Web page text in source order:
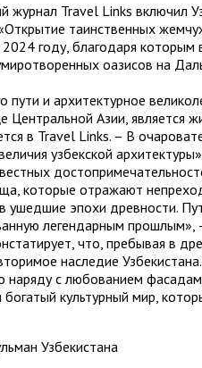
журнал Travel Links включил
таинственных
году, благодаря
оазисов на
пути и архитектурное
Азии, является
в Travel Links. – В
узбекской
которые отражают
ушедшие эпохи древности.
легендарным прошлым»,
что, пребывая в
наследие Узбекистана.
наряду с любованием
богатый культурный мир,
Узбекистана